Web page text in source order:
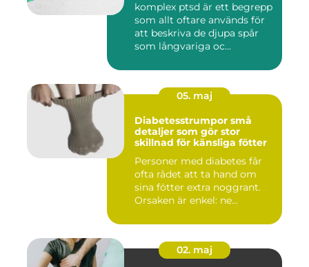
komplex ptsd är ett begrepp
som allt oftare används för
att beskriva de djupa spår
som långvariga oc...
05. maj
Diabetesstrumpor små
detaljer som gör stor
skillnad för känsliga fötter
Personer med diabetes får
ofta rådet att ta hand om
sina fötter extra noggrant.
Orsaken är enkel: ne...
02. maj